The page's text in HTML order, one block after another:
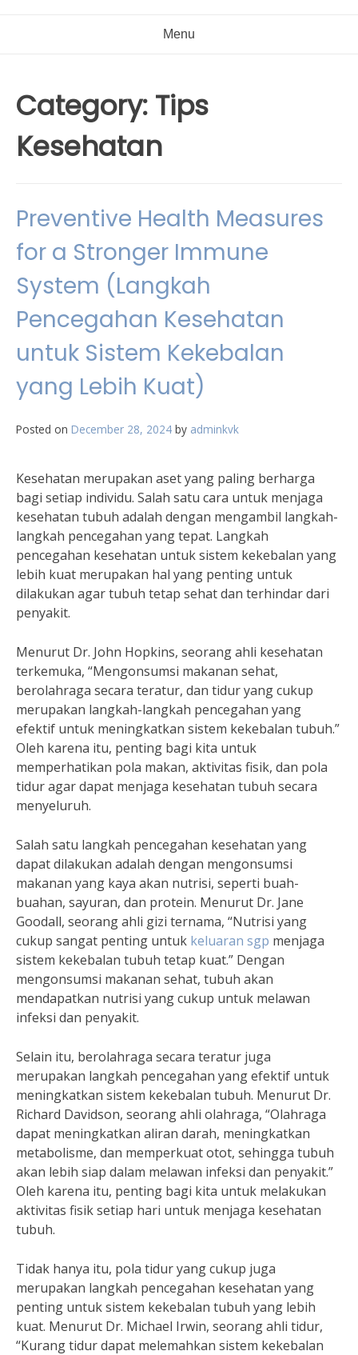
Menu
Category: Tips
Kesehatan
Preventive Health Measures
for a Stronger Immune
System (Langkah
Pencegahan Kesehatan
untuk Sistem Kekebalan
yang Lebih Kuat)
Posted on December 28, 2024 by adminkvk
Kesehatan merupakan aset yang paling berharga
bagi setiap individu. Salah satu cara untuk menjaga
kesehatan tubuh adalah dengan mengambil langkah-
langkah pencegahan yang tepat. Langkah
pencegahan kesehatan untuk sistem kekebalan yang
lebih kuat merupakan hal yang penting untuk
dilakukan agar tubuh tetap sehat dan terhindar dari
penyakit.
Menurut Dr. John Hopkins, seorang ahli kesehatan
terkemuka, “Mengonsumsi makanan sehat,
berolahraga secara teratur, dan tidur yang cukup
merupakan langkah-langkah pencegahan yang
efektif untuk meningkatkan sistem kekebalan tubuh.”
Oleh karena itu, penting bagi kita untuk
memperhatikan pola makan, aktivitas fisik, dan pola
tidur agar dapat menjaga kesehatan tubuh secara
menyeluruh.
Salah satu langkah pencegahan kesehatan yang
dapat dilakukan adalah dengan mengonsumsi
makanan yang kaya akan nutrisi, seperti buah-
buahan, sayuran, dan protein. Menurut Dr. Jane
Goodall, seorang ahli gizi ternama, “Nutrisi yang
cukup sangat penting untuk keluaran sgp menjaga
sistem kekebalan tubuh tetap kuat.” Dengan
mengonsumsi makanan sehat, tubuh akan
mendapatkan nutrisi yang cukup untuk melawan
infeksi dan penyakit.
Selain itu, berolahraga secara teratur juga
merupakan langkah pencegahan yang efektif untuk
meningkatkan sistem kekebalan tubuh. Menurut Dr.
Richard Davidson, seorang ahli olahraga, “Olahraga
dapat meningkatkan aliran darah, meningkatkan
metabolisme, dan memperkuat otot, sehingga tubuh
akan lebih siap dalam melawan infeksi dan penyakit.”
Oleh karena itu, penting bagi kita untuk melakukan
aktivitas fisik setiap hari untuk menjaga kesehatan
tubuh.
Tidak hanya itu, pola tidur yang cukup juga
merupakan langkah pencegahan kesehatan yang
penting untuk sistem kekebalan tubuh yang lebih
kuat. Menurut Dr. Michael Irwin, seorang ahli tidur,
“Kurang tidur dapat melemahkan sistem kekebalan